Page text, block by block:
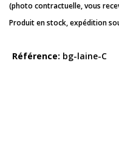
(photo contractuelle, vous
Produit en stock, expédition
Référence bg-laine-C